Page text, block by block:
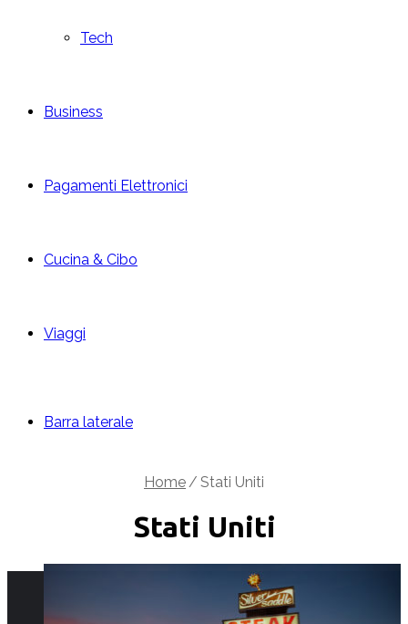
Tech
Business
Pagamenti Elettronici
Cucina & Cibo
Viaggi
Barra laterale
Home/ Stati Uniti
Stati Uniti